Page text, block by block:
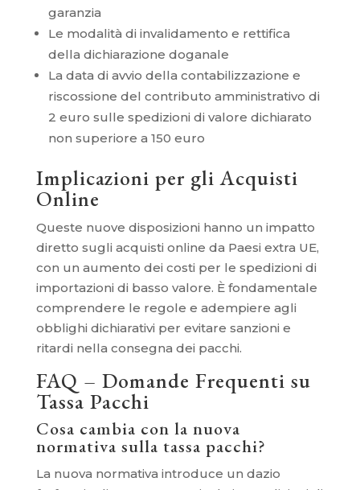
garanzia
Le modalità di invalidamento e rettifica
della dichiarazione doganale
La data di avvio della contabilizzazione e
riscossione del contributo amministrativo di
2 euro sulle spedizioni di valore dichiarato
non superiore a 150 euro
Implicazioni per gli Acquisti
Online
Queste nuove disposizioni hanno un impatto
diretto sugli acquisti online da Paesi extra UE,
con un aumento dei costi per le spedizioni di
importazioni di basso valore. È fondamentale
comprendere le regole e adempiere agli
obblighi dichiarativi per evitare sanzioni e
ritardi nella consegna dei pacchi.
FAQ – Domande Frequenti su
Tassa Pacchi
Cosa cambia con la nuova
normativa sulla tassa pacchi?
La nuova normativa introduce un dazio